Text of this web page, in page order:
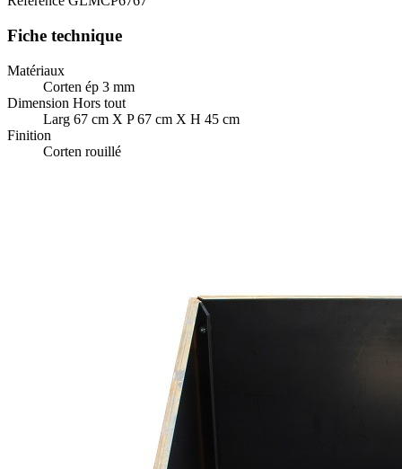
Fiche technique
Matériaux
Corten ép 3 mm
Dimension Hors tout
Larg 67 cm X P 67 cm X H 45 cm
Finition
Corten rouillé